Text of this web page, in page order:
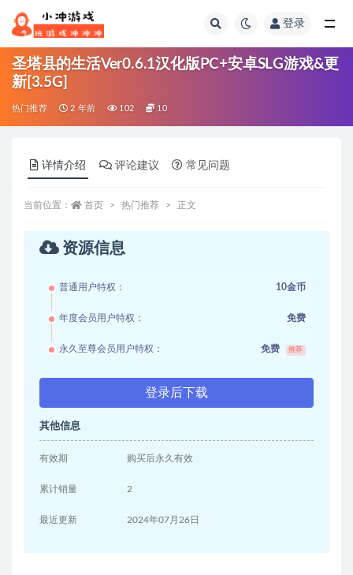
登录
圣塔县的生活Ver0.6.1汉化版PC+安卓SLG游戏&更
新[3.5G]
热门推荐 2 年前 102 10
详情介绍 评论建议 常见问题
当前位置： 首页 热门推荐 正文
资源信息
普通用户特权： 10金币
年度会员用户特权： 免费
永久至尊会员用户特权： 免费 推荐
登录后下载
其他信息
有效期 购买后永久有效
累计销量 2
最近更新 2024年07月26日